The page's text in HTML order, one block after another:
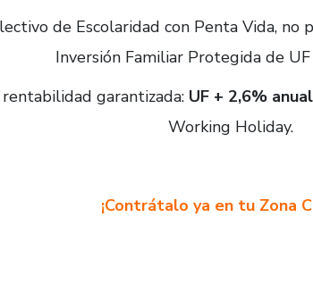
de Escolaridad con Penta Vida,
Inversión Familiar Protegida de
garantizada: UF + 2,6% anual
Working Holiday.
¡Contrátalo ya en tu Zona